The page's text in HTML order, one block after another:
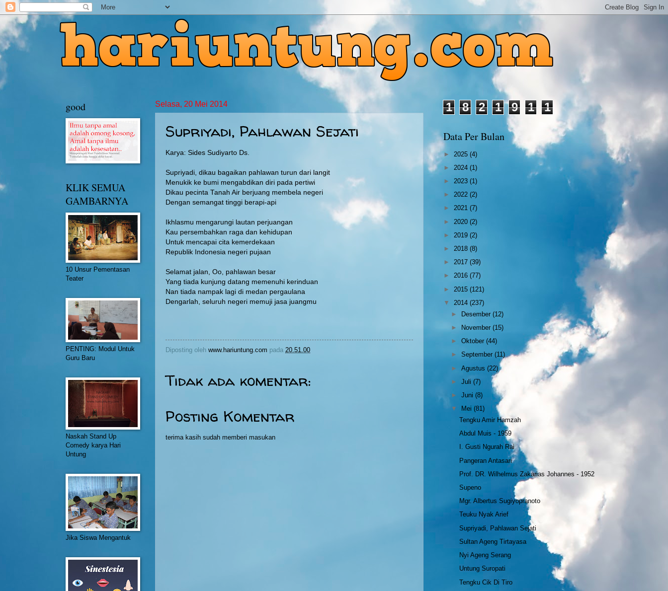
Selasa, 20 Mei 2014
Supriyadi, Pahlawan Sejati
Karya: Sides Sudiyarto Ds.
Supriyadi, dikau bagaikan pahlawan turun dari langit
Menukik ke bumi mengabdikan diri pada pertiwi
Dikau pecinta Tanah Air berjuang membela negeri
Dengan semangat tinggi berapi-api
Ikhlasmu mengarungi lautan perjuangan
Kau persembahkan raga dan kehidupan
Untuk mencapai cita kemerdekaan
Republik Indonesia negeri pujaan
Selamat jalan, Oo, pahlawan besar
Yang tiada kunjung datang memenuhi kerinduan
Nan tiada nampak lagi di medan pergaulana
Dengarlah, seluruh negeri memuji jasa juangmu
Diposting oleh www.hariuntung.com pada 20.51.00
Tidak ada komentar:
Posting Komentar
terima kasih sudah memberi masukan
good
KLIK SEMUA
GAMBARNYA
10 Unsur Pementasan
Teater
PENTING: Modul Untuk
Guru Baru
Naskah Stand Up
Comedy karya Hari
Untung
Jika Siswa Mengantuk
1 8 2 1 9 1 1
Data Per Bulan
► 2025 (4)
► 2024 (1)
► 2023 (1)
► 2022 (2)
► 2021 (7)
► 2020 (2)
► 2019 (2)
► 2018 (8)
► 2017 (39)
► 2016 (77)
► 2015 (121)
▼ 2014 (237)
► Desember(12)
►
November(15)
►Oktober(44)
►September(11)
►Agustus(22)
►Juli(7)
►Juni(8)
▼
Mei(81)
Tengku Amir Hamzah
Abdul Muis - 1959
I. Gusti Ngurah Rai
Pangeran Antasari
Prof. DR. Wilhelmus Zakarias Johannes - 1952
Supeno
Mgr. Albertus Sugiyopranoto
Teuku Nyak Arief
Supriyadi, Pahlawan Sejati
Sultan Ageng Tirtayasa
Nyi Ageng Serang
Untung Suropati
Tengku Cik Di Tiro